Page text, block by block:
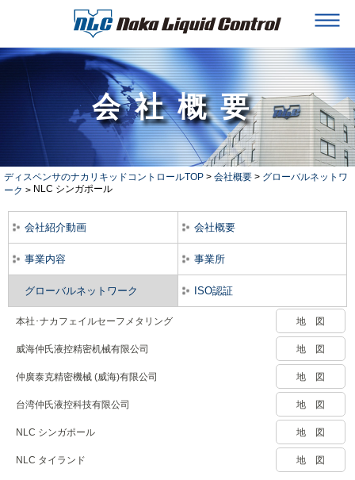
会社概要
ディスペンサのナカリキッドコントロールTOP > 会社概要 > グローバルネットワ
ーク > NLC シンガポール
会社紹介動画 会社概要
事業内容 事業所
グローバルネットワーク ISO認証
本社･ナカフェイルセーフメタリング 地 図
威海仲氏液控精密机械有限公司 地 図
仲廣泰克精密機械 (威海)有限公司 地 図
台湾仲氏液控科技有限公司 地 図
NLC シンガポール 地 図
NLC タイランド 地 図